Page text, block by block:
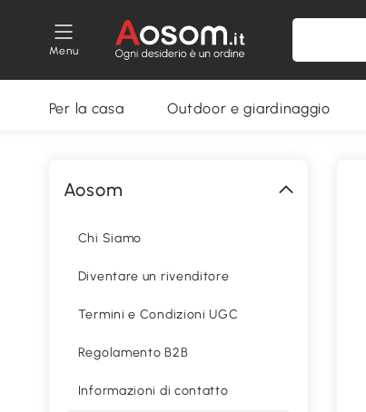
Menu
Per la casa Outdoor e giardinaggio
Aosom
Chi Siamo
Diventare un rivenditore
Termini e Condizioni UGC
Regolamento B2B
Informazioni di contatto